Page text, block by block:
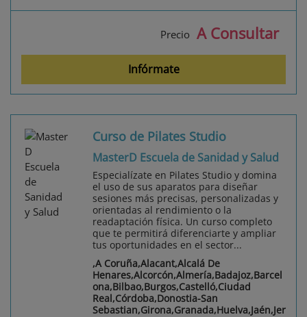
Precio A Consultar
Infórmate
Curso de Pilates Studio
MasterD Escuela de Sanidad y Salud
Especialízate en Pilates Studio y domina
el uso de sus aparatos para diseñar
sesiones más precisas, personalizadas y
orientadas al rendimiento o la
readaptación física. Un curso completo
que te permitirá diferenciarte y ampliar
tus oportunidades en el sector...
,A Coruña,Alacant,Alcalá De
Henares,Alcorcón,Almería,Badajoz,Barcel
ona,Bilbao,Burgos,Castelló,Ciudad
Real,Córdoba,Donostia-San
Sebastian,Girona,Granada,Huelva,Jaén,Jer